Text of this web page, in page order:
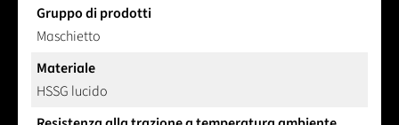
Gruppo di prodotti
Maschietto
Materiale
HSSG lucido